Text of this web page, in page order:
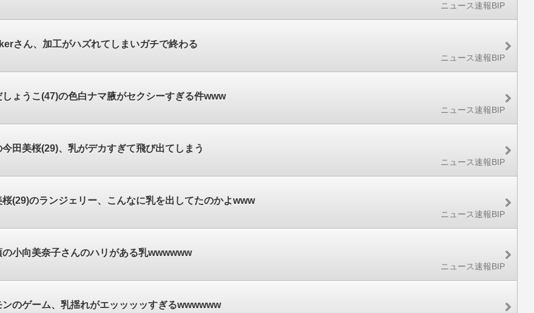
ニュース速報BIP
さん、加工がハズれてしまいガチで終わる
ニュース速報BIP
しょうこ(47)の色白ナマ腋がセクシーすぎる件www
ニュース速報BIP
今田美桜(29)、乳がデカすぎて飛び出てしまう
ニュース速報BIP
桜(29)のランジェリー、こんなに乳を出してたのかよwww
ニュース速報BIP
の小向美奈子さんのハリがある乳wwwwww
ニュース速報BIP
ンのゲーム、乳揺れがエッッッッすぎるwwwwww